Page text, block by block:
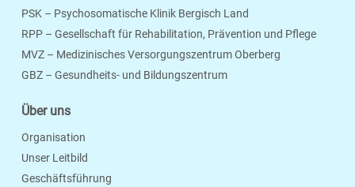
PSK – Psychosomatische Klinik Bergisch Land
RPP – Gesellschaft für Rehabilitation, Prävention und Pflege
MVZ – Medizinisches Versorgungszentrum Oberberg
GBZ – Gesundheits- und Bildungszentrum
Über uns
Organisation
Unser Leitbild
Geschäftsführung